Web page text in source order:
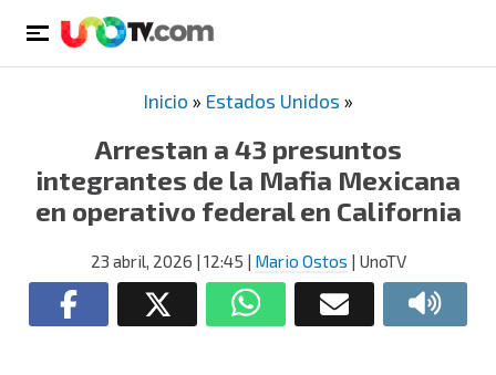
Inicio » Estados Unidos »
Arrestan a 43 presuntos
integrantes de la Mafia Mexicana
en operativo federal en California
23 abril, 2026 | 12:45 | Mario Ostos | UnoTV